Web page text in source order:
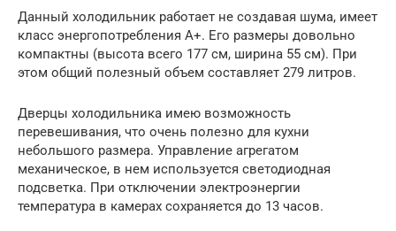
Данный холодильник работает не создавая шума, имеет
класс энергопотребления А+. Его размеры довольно
компактны (высота всего 177 см, ширина 55 см). При
этом общий полезный объем составляет 279 литров.
Дверцы холодильника имею возможность
перевешивания, что очень полезно для кухни
небольшого размера. Управление агрегатом
механическое, в нем используется светодиодная
подсветка. При отключении электроэнергии
температура в камерах сохраняется до 13 часов.